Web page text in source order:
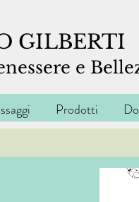
GILBERTI
e
Prodotti